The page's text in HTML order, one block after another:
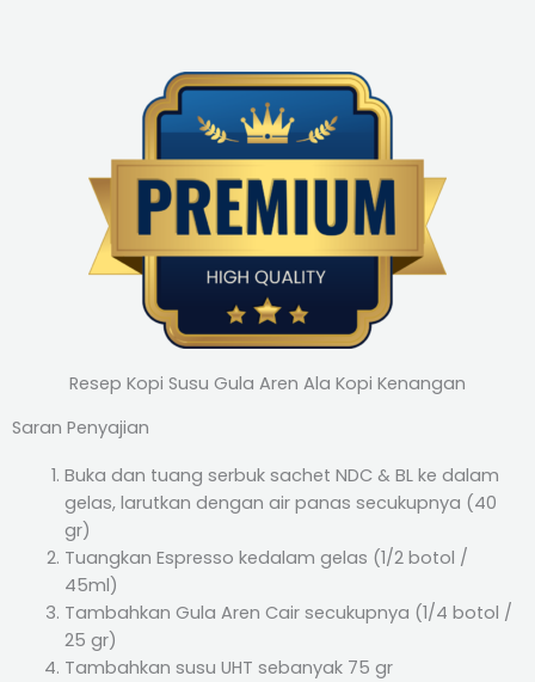
Resep Kopi Susu Gula Aren Ala Kopi Kenangan
Saran Penyajian
Buka dan tuang serbuk sachet NDC & BL ke dalam
gelas, larutkan dengan air panas secukupnya (40
gr)
Tuangkan Espresso kedalam gelas (1/2 botol /
45ml)
Tambahkan Gula Aren Cair secukupnya (1/4 botol /
25 gr)
Tambahkan susu UHT sebanyak 75 gr